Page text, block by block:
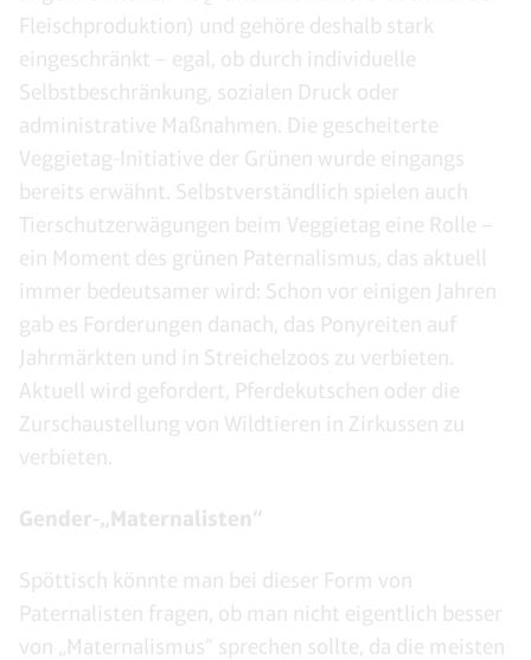
Fleischproduktion) und gehöre deshalb stark
eingeschränkt – egal, ob durch individuelle
Selbstbeschränkung, sozialen Druck oder
administrative Maßnahmen. Die gescheiterte
Veggietag-Initiative der Grünen wurde eingangs
bereits erwähnt. Selbstverständlich spielen auch
Tierschutzerwägungen beim Veggietag eine Rolle –
ein Moment des grünen Paternalismus, das aktuell
immer bedeutsamer wird: Schon vor einigen Jahren
gab es Forderungen danach, das Ponyreiten auf
Jahrmärkten und in Streichelzoos zu verbieten.
Aktuell wird gefordert, Pferdekutschen oder die
Zurschaustellung von Wildtieren in Zirkussen zu
verbieten.
Gender-„Maternalisten“
Spöttisch könnte man bei dieser Form von
Paternalisten fragen, ob man nicht eigentlich besser
von „Maternalismus“ sprechen sollte, da die meisten